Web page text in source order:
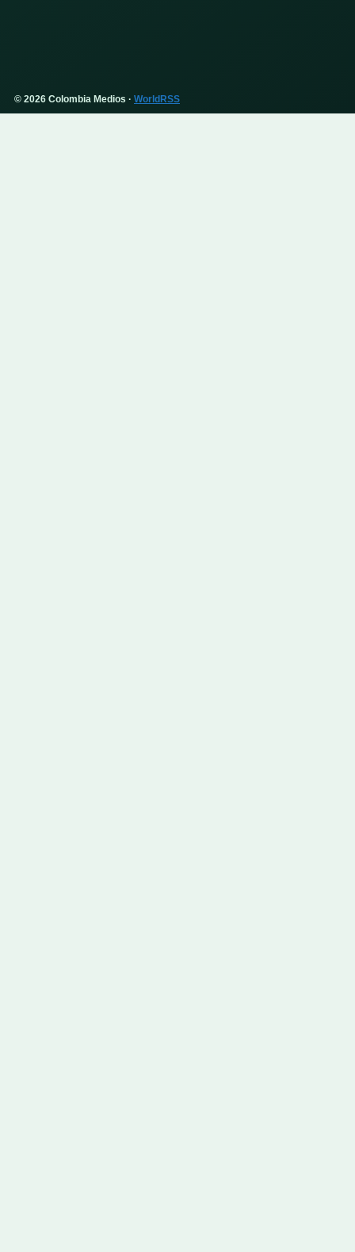
© 2026 Colombia Medios · WorldRSS